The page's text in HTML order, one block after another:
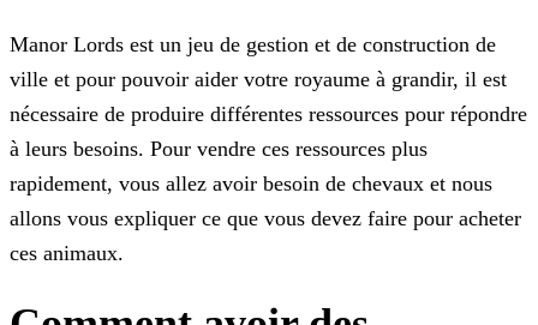
Manor Lords est un jeu de gestion et de construction de
ville et pour pouvoir aider votre royaume à grandir, il est
nécessaire de produire différentes ressources pour répondre
à leurs besoins. Pour vendre ces ressources plus
rapidement, vous allez avoir besoin de chevaux et nous
allons vous expliquer ce que vous devez faire pour acheter
ces animaux.